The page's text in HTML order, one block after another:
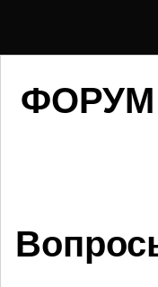
ФОРУМ